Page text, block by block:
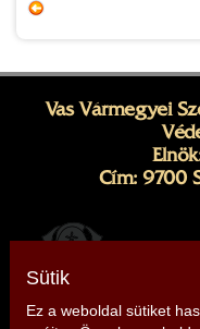
Vas Vármegyei
Cím: 9700
Sütik
Ez a weboldal sütiket